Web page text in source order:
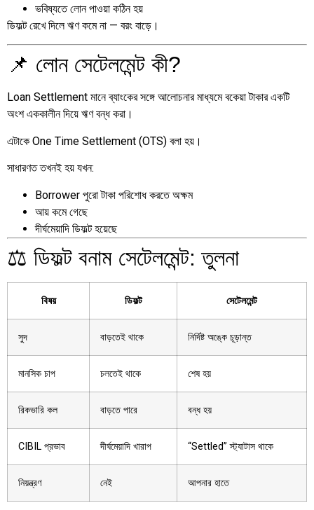
ভবিষ্যতে লোন পাওয়া কঠিন হয়
ডিফল্ট রেখে দিলে ঋণ কমে না — বরং বাড়ে।
📌 লোন সেটেলমেন্ট কী?
Loan Settlement মানে ব্যাংকের সঙ্গে আলোচনার মাধ্যমে বকেয়া টাকার একটি
অংশ এককালীন দিয়ে ঋণ বন্ধ করা।
এটাকে One Time Settlement (OTS) বলা হয়।
সাধারণত তখনই হয় যখন:
Borrower পুরো টাকা পরিশোধ করতে অক্ষম
আয় কমে গেছে
দীর্ঘমেয়াদি ডিফল্ট হয়েছে
⚖️ ডিফল্ট বনাম সেটেলমেন্ট: তুলনা
বিষয় ডিফল্ট সেটেলমেন্ট
সুদ বাড়তেই থাকে নির্দিষ্ট অঙ্কে চূড়ান্ত
মানসিক চাপ চলতেই থাকে শেষ হয়
রিকভারি কল বাড়তে পারে বন্ধ হয়
CIBIL প্রভাব দীর্ঘমেয়াদি খারাপ “Settled” স্ট্যাটাস থাকে
নিয়ন্ত্রণ নেই আপনার হাতে